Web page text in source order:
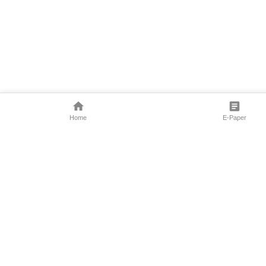
Home E-Paper